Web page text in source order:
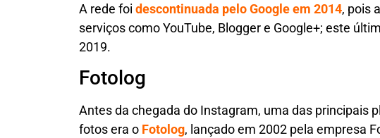
A rede foi descontinuada pelo Google em 2014, pois
serviços como YouTube, Blogger e Google+; este
2019.
Fotolog
Antes da chegada do Instagram, uma das principais
fotos era o Fotolog, lançado em 2002 pela empresa